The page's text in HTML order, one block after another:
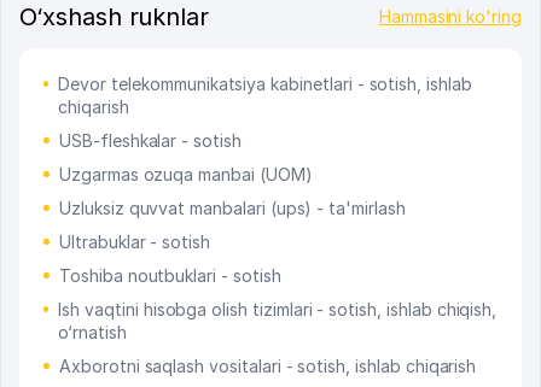
O‘xshash ruknlar Hammasini ko'ring
Devor telekommunikatsiya kabinetlari - sotish, ishlab
chiqarish
USB-fleshkalar - sotish
Uzgarmas ozuqa manbai (UOM)
Uzluksiz quvvat manbalari (ups) - ta'mirlash
Ultrabuklar - sotish
Toshiba noutbuklari - sotish
Ish vaqtini hisobga olish tizimlari - sotish, ishlab chiqish,
o‘rnatish
Axborotni saqlash vositalari - sotish, ishlab chiqarish